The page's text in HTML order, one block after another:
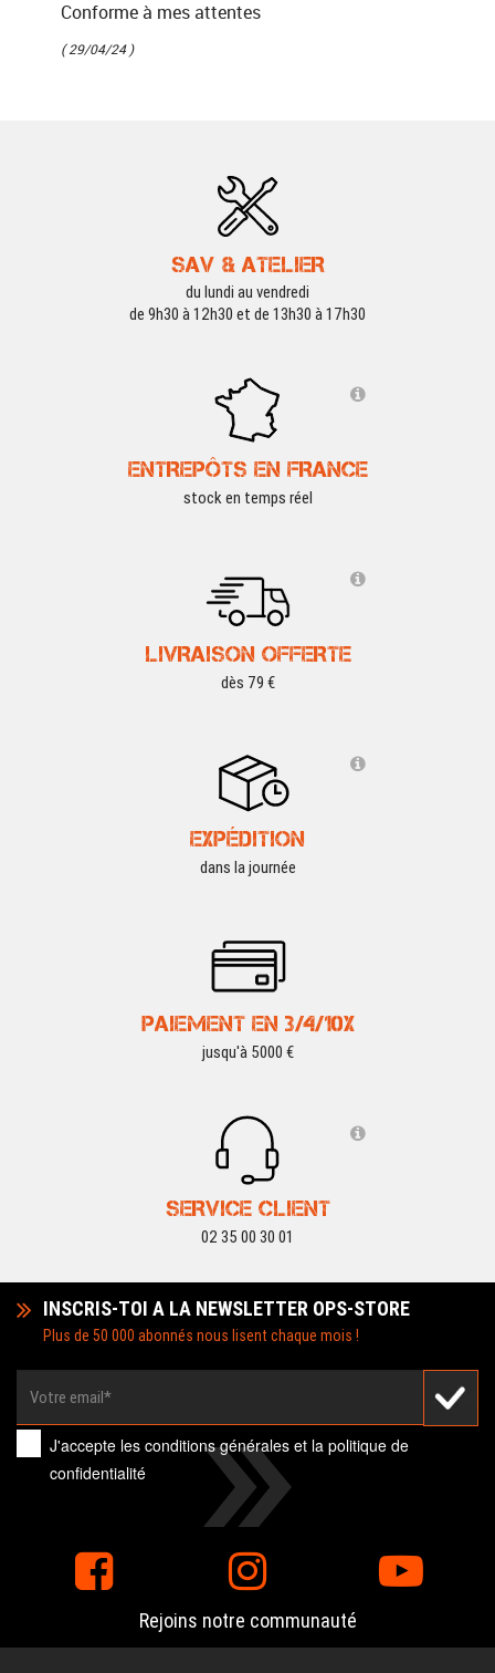
Conforme à mes attentes
( 29/04/24 )
SAV & ATELIER
du lundi au vendredi
de 9h30 à 12h30 et de 13h30 à 17h30
ENTREPÔTS EN FRANCE
stock en temps réel
LIVRAISON OFFERTE
dès 79 €
EXPÉDITION
dans la journée
PAIEMENT EN 3/4/10X
jusqu'à 5000 €
SERVICE CLIENT
02 35 00 30 01
INSCRIS-TOI A LA NEWSLETTER OPS-STORE
Plus de 50 000 abonnés nous lisent chaque mois !
J'accepte lesconditions générales et lapolitique de
confidentialité
Rejoins notre communauté